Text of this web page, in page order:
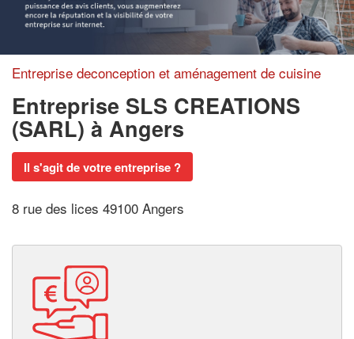
Entreprise deconception et aménagement de cuisine
Entreprise SLS CREATIONS
(SARL) à Angers
Il s'agit de votre entreprise ?
8 rue des lices 49100 Angers